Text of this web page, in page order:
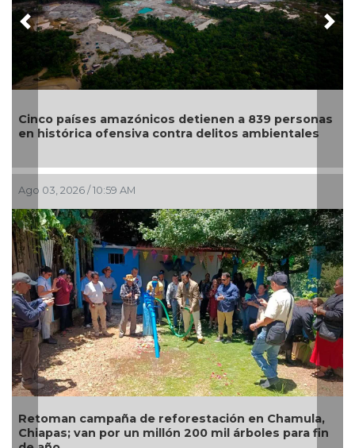
países amazónicos detienen a 839 personas
ofensiva contra delitos ambientales
2026 / 10:59 AM
campaña de reforestación en Chamula,
van por un millón 200 mil árboles para fin
zona
Alertan
Previous